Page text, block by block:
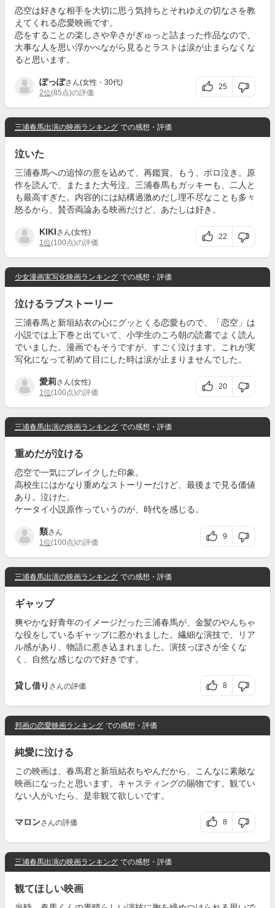
恋空は好きな相手を大切に思う気持ちとそれゆえの切なさを教
えてくれる恋愛映画です。
恋をすることの楽しさや辛さがぎゅっと詰まった作品なので、
大事な人を思い浮かべながら見るとラストは涙が止まらなくな
ると思います。
ぽっぽさん(女性・30代)
2位(85点)の評価
25
三浦春馬出演の映画ランキング での感想・評価
泣いた
三浦春馬への追悼の意を込めて、再鑑賞。もう、ボロ泣き。原
作を読んで、またまた大号泣。三浦春馬もガッキーも、二人と
も最高すぎた。内容的には結構過激めだし理不尽なことも多々
怒るから、賛否両論ある映画だけど、あたしは好き。
KIKIさん(女性)
1位(100点)の評価
22
少女漫画実写化映画ランキング での感想・評価
泣けるラブストーリー
三浦春馬と新垣結衣の心にグッとくる恋愛もので、「恋空」は
小説では上下巻と出ていて、小学生のころ朝の読書でよく読ん
でいました。漫画でもそうですが、すごく泣けます。これが実
写化になって初めて目にした時は涙が止まりませんでした。
愛莉さん(女性)
1位(100点)の評価
20
三浦春馬出演の映画ランキング での感想・評価
重めだが泣ける
恋空で一気にブレイクした印象。
高校生にはかなり重めなストーリーだけど、最後まで見る価値
あり。泣けた。
ケータイ小説原作っていうのが、時代を感じる。
類さん
1位(100点)の評価
9
三浦春馬出演の映画ランキング での感想・評価
ギャップ
爽やかな好青年のイメージだった三浦春馬が、金髪のやんちゃ
な役をしているギャップに惹かれました。繊細な演技で、リア
ル感があり、物語に惹き込まれました。演技っぽさが全くな
く、自然な感じなので好きです。
貸し借り さんの評価 8
邦画の恋愛映画ランキング での感想・評価
純愛に泣ける
この映画は、春馬君と新垣結衣ちやんだから、こんなに素敵な
映画になったと思います。キャスティングの賜物です。観てい
ない人がいたら、是非観て欲しいです。
マロンさんの評価 8
三浦春馬出演の映画ランキング での感想・評価
観てほしい映画